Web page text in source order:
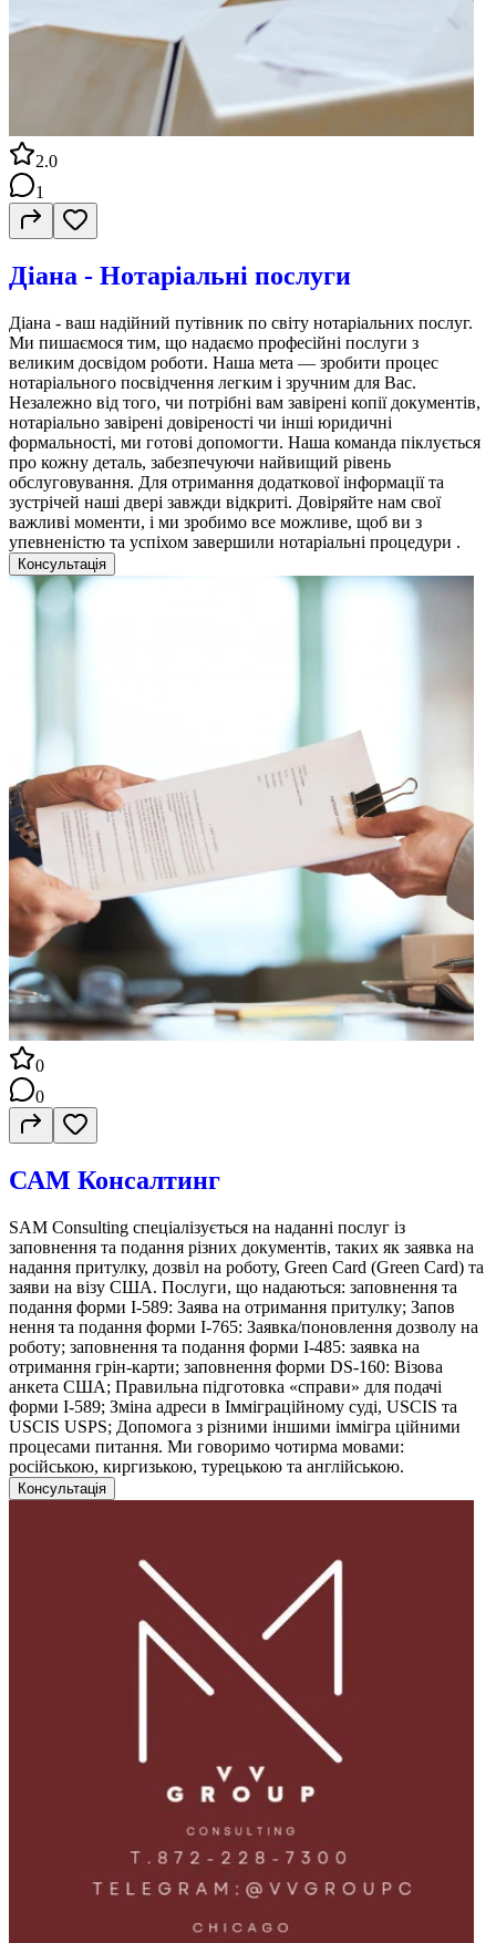
2.0
1
Діана - Нотаріальні послуги
Діана - ваш надійний путівник по світу нотаріальних послуг.
Ми пишаємося тим, що надаємо професійні послуги з
великим досвідом роботи. Наша мета — зробити процес
нотаріального посвідчення легким і зручним для Вас.
Незалежно від того, чи потрібні вам завірені копії документів,
нотаріально завірені довіреності чи інші юридичні
формальності, ми готові допомогти. Наша команда піклується
про кожну деталь, забезпечуючи найвищий рівень
обслуговування. Для отримання додаткової інформації та
зустрічей наші двері завжди відкриті. Довіряйте нам свої
важливі моменти, і ми зробимо все можливе, щоб ви з
упевненістю та успіхом завершили нотаріальні процедури .
Консультація
0
0
САМ Консалтинг
SAM Consulting спеціалізується на наданні послуг із
заповнення та подання різних документів, таких як заявка на
надання притулку, дозвіл на роботу, Green Card (Green Card) та
заяви на візу США. Послуги, що надаються: заповнення та
подання форми I-589: Заява на отримання притулку; Запов
нення та подання форми I-765: Заявка/поновлення дозволу на
роботу; заповнення та подання форми I-485: заявка на
отримання грін-карти; заповнення форми DS-160: Візова
анкета США; Правильна підготовка «справи» для подачі
форми I-589; Зміна адреси в Імміграційному суді, USCIS та
USCIS USPS; Допомога з різними іншими іммігра ційними
процесами питання. Ми говоримо чотирма мовами:
російською, киргизькою, турецькою та англійською.
Консультація